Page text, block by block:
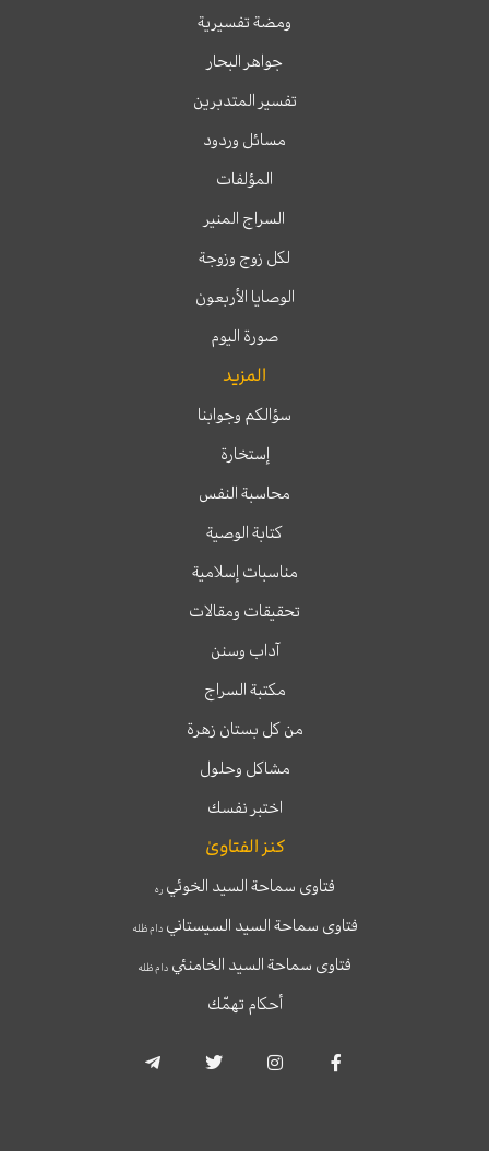
ومضة تفسيرية
جواهر البحار
تفسير المتدبرين
مسائل وردود
المؤلفات
السراج المنير
لكل زوج وزوجة
الوصايا الأربعون
صورة اليوم
المزيد
سؤالكم وجوابنا
إستخارة
محاسبة النفس
كتابة الوصية
مناسبات إسلامية
تحقيقات ومقالات
آداب وسنن
مكتبة السراج
من كل بستان زهرة
مشاكل وحلول
اختبر نفسك
كنز الفتاوىٰ
فتاوى سماحة السيد الخوئيره
فتاوى سماحة السيد السيستانيدام ظله
فتاوى سماحة السيد الخامنئي دام ظله
أحكام تهمّك
a
c
s
i
l